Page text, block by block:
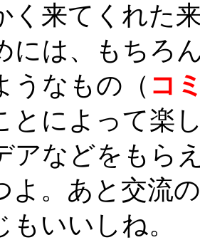
来てくれた
には、もちろ
うなもの（ コ
とによって楽
アなどをもら
よ。あと交流
もいいしね。